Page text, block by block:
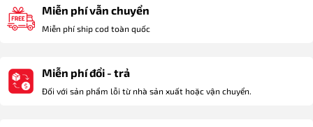
Miễn phí vẫn chuyển
Miễn phí ship cod toàn quốc
Miễn phí đổi - trả
Đối với sản phẩm lỗi từ nhà sản xuất hoặc vận chuyển.